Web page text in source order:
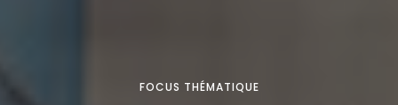
FOCUS THÉMATIQUE